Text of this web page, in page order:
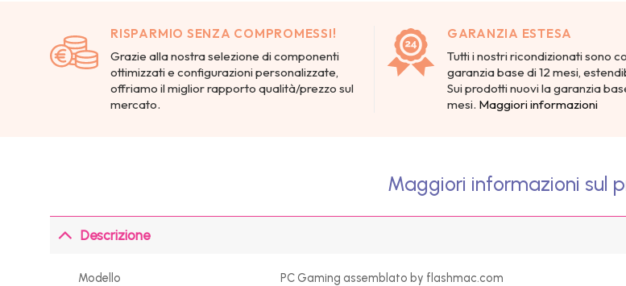
RISPARMIO SENZA COMPROMESSI!
Grazie alla nostra selezione di componenti
ottimizzati e configurazioni personalizzate,
offriamo il miglior rapporto qualità/prezzo sul
mercato.
GARANZIA ESTESA
Tutti i nostri ricondizionati sono
garanzia base di 12 mesi,
Sui prodotti nuovi la garanzia
mesi. Maggiori informazioni
Maggiori informazioni sul
Descrizione
Modello
PC Gaming assemblato by flashmac.com